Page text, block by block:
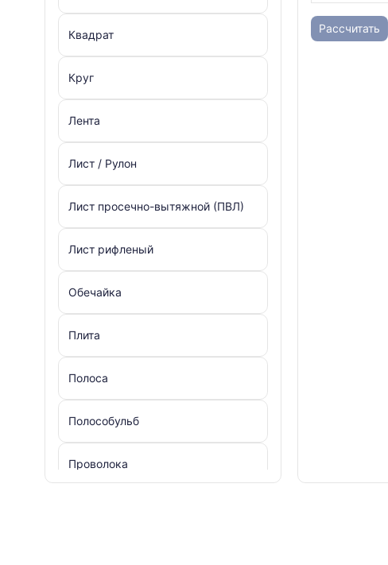
Квадрат
Круг
Лента
Лист / Рулон
Лист просечно-вытяжной (ПВЛ)
Лист рифленый
Обечайка
Плита
Полоса
Полособульб
Проволока
Рассчитать